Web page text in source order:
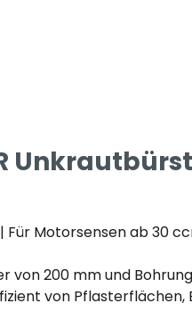
Für Motorsensen ab 30
von 200 mm und
von Pflasterflächen,